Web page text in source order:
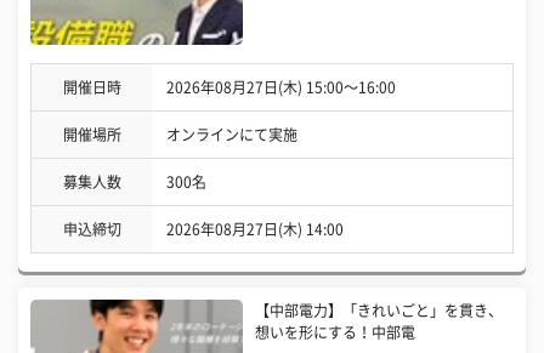
開催日時 2026年08月27日(木) 15:00〜16:00
開催場所 オンラインにて実施
募集人数 300名
申込締切 2026年08月27日(木) 14:00
【中部電力】「きれいごと」を貫き、
想いを形にする！中部電